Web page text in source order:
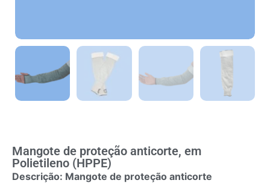
Mangote de proteção anticorte, em
Polietileno (HPPE)
Descrição: Mangote de proteção anticorte